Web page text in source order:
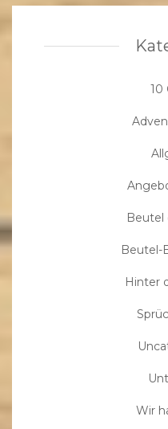
10
Beutel
Beutel-
Hinter
Wir